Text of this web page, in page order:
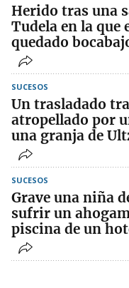
Herido tras una
Tudela en la que
quedado
SUCESOS
Un trasladado
atropellado por
una granja de
SUCESOS
Grave una niña
sufrir un
piscina de un